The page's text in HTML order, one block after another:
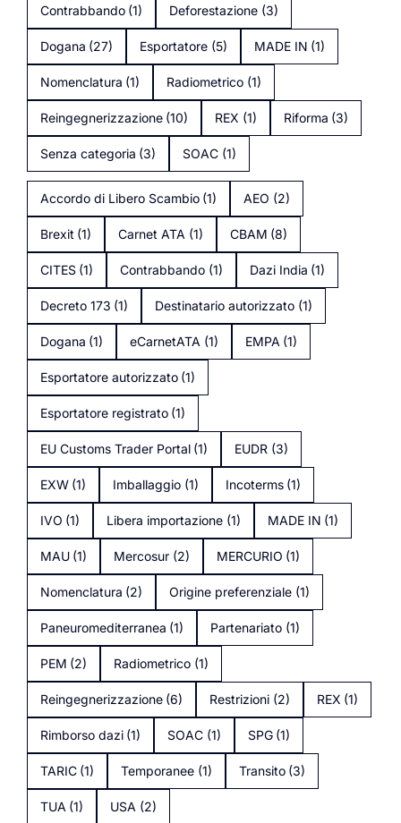
Contrabbando (1) Deforestazione (3)
Dogana (27) Esportatore (5) MADE IN (1)
Nomenclatura (1) Radiometrico (1)
Reingegnerizzazione (10) REX (1) Riforma (3)
Senza categoria (3) SOAC (1)
Accordo di Libero Scambio (1) AEO (2)
Brexit (1) Carnet ATA (1) CBAM (8)
CITES (1) Contrabbando (1) Dazi India (1)
Decreto 173 (1) Destinatario autorizzato (1)
Dogana (1) eCarnetATA (1) EMPA (1)
Esportatore autorizzato (1)
Esportatore registrato (1)
EU Customs Trader Portal (1) EUDR (3)
EXW (1) Imballaggio (1) Incoterms (1)
IVO (1) Libera importazione (1) MADE IN (1)
MAU (1) Mercosur (2) MERCURIO (1)
Nomenclatura (2) Origine preferenziale (1)
Paneuromediterranea (1) Partenariato (1)
PEM (2) Radiometrico (1)
Reingegnerizzazione (6) Restrizioni (2) REX (1)
Rimborso dazi (1) SOAC (1) SPG (1)
TARIC (1) Temporanee (1) Transito (3)
TUA (1) USA (2)